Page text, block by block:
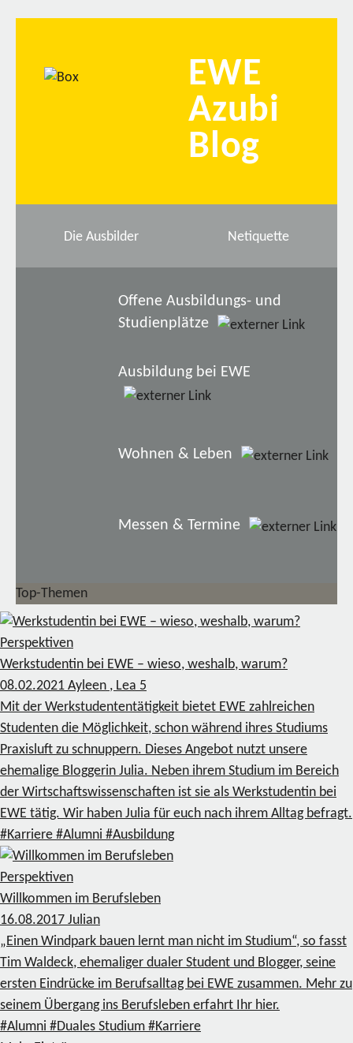
EWE
Azubi
Blog
Die Ausbilder Netiquette
Offene Ausbildungs- und
Studienplätze
Ausbildung bei EWE
Wohnen & Leben
Messen & Termine
Top-Themen
Perspektiven
Werkstudentin bei EWE – wieso, weshalb, warum?
08.02.2021 Ayleen , Lea 5
Mit der Werkstudententätigkeit bietet EWE zahlreichen
Studenten die Möglichkeit, schon während ihres Studiums
Praxisluft zu schnuppern. Dieses Angebot nutzt unsere
ehemalige Bloggerin Julia. Neben ihrem Studium im Bereich
der Wirtschaftswissenschaften ist sie als Werkstudentin bei
EWE tätig. Wir haben Julia für euch nach ihrem Alltag befragt.
#Karriere #Alumni #Ausbildung
Perspektiven
Willkommen im Berufsleben
16.08.2017 Julian
„Einen Windpark bauen lernt man nicht im Studium“, so fasst
Tim Waldeck, ehemaliger dualer Student und Blogger, seine
ersten Eindrücke im Berufsalltag bei EWE zusammen. Mehr zu
seinem Übergang ins Berufsleben erfahrt Ihr hier.
#Alumni #Duales Studium #Karriere